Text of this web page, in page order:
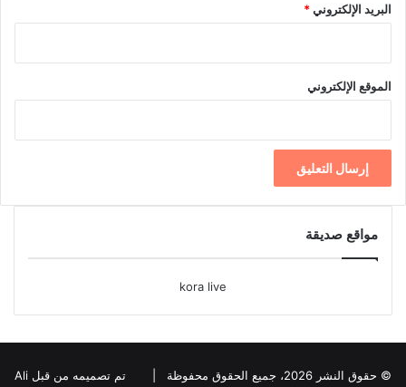
البريد الإلكتروني*
الموقع الإلكتروني
مواقع صديقة
kora live
© حقوق النشر 2026، جميع الحقوق محفوظة | تم تصميمه من قبل Ali